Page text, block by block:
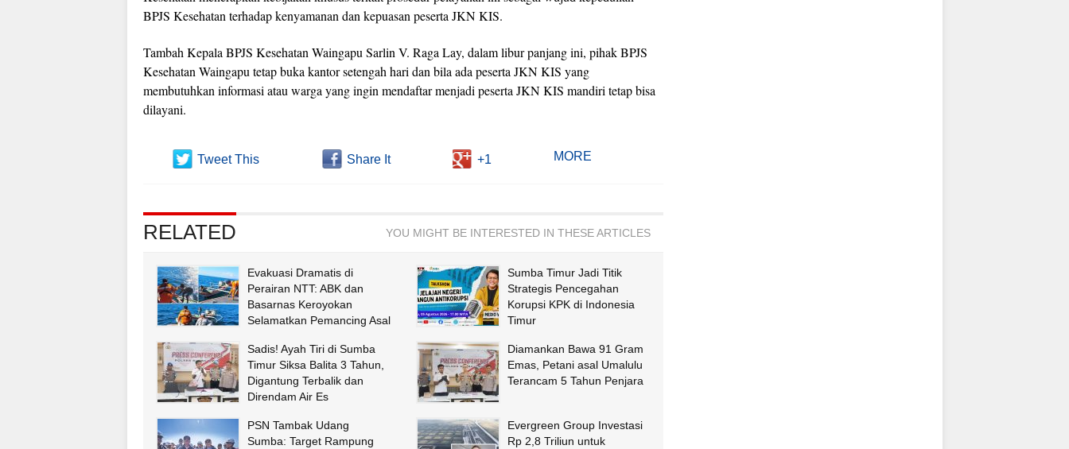
BPJS Kesehatan terhadap kenyamanan dan kepuasan peserta JKN KIS.
Tambah Kepala BPJS Kesehatan Waingapu Sarlin V. Raga Lay, dalam libur panjang ini, pihak BPJS
Kesehatan Waingapu tetap buka kantor setengah hari dan bila ada peserta JKN KIS yang
membutuhkan informasi atau warga yang ingin mendaftar menjadi peserta JKN KIS mandiri tetap bisa
dilayani.
Tweet This Share It +1 MORE
RELATED YOU MIGHT BE INTERESTED IN THESE ARTICLES
Evakuasi Dramatis di
Perairan NTT: ABK dan
Basarnas Keroyokan
Selamatkan Pemancing Asal
Sumba Timur Jadi Titik
Strategis Pencegahan
Korupsi KPK di Indonesia
Timur
Sadis! Ayah Tiri di Sumba
Timur Siksa Balita 3 Tahun,
Digantung Terbalik dan
Direndam Air Es
Diamankan Bawa 91 Gram
Emas, Petani asal Umalulu
Terancam 5 Tahun Penjara
PSN Tambak Udang
Sumba: Target Rampung
Evergreen Group Investasi
Rp 2,8 Triliun untuk